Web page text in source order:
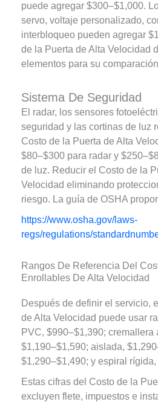
puede agregar $300–$1,000.
servo, voltaje personalizado,
interbloqueo pueden agregar
de la Puerta de Alta Velocidad
elementos para su
Sistema De Seguridad
El radar, los sensores
seguridad y las cortinas de luz
Costo de la Puerta de Alta
$80–$300 para radar y
de luz. Reducir el Costo de la
Velocidad eliminando
riesgo. La guía de OSHA
https://www.osha.gov/laws-
regs/regulations/
Rangos De Referencia Del
Enrollables De Alta Velocidad
Después de definir el servicio,
de Alta Velocidad puede usar
PVC, $990–$1,390; cremallera
$1,190–$1,590; aislada,
$1,290–$1,490; y espiral
Estas cifras del Costo de la
excluyen flete, impuestos e